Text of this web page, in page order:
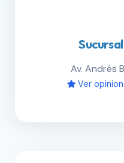
Av. Andrés
Ver